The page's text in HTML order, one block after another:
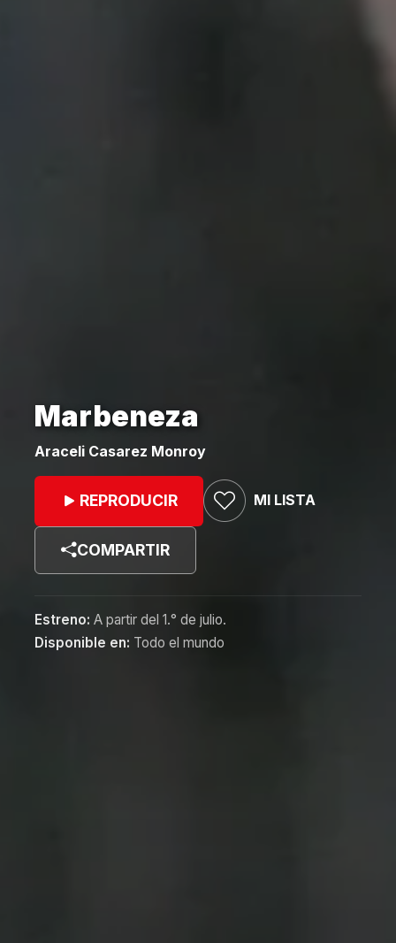
Marbeneza
Araceli Casarez Monroy
REPRODUCIR MI LISTA
COMPARTIR
Estreno: A partir del 1.° de julio.
Disponible en: Todo el mundo